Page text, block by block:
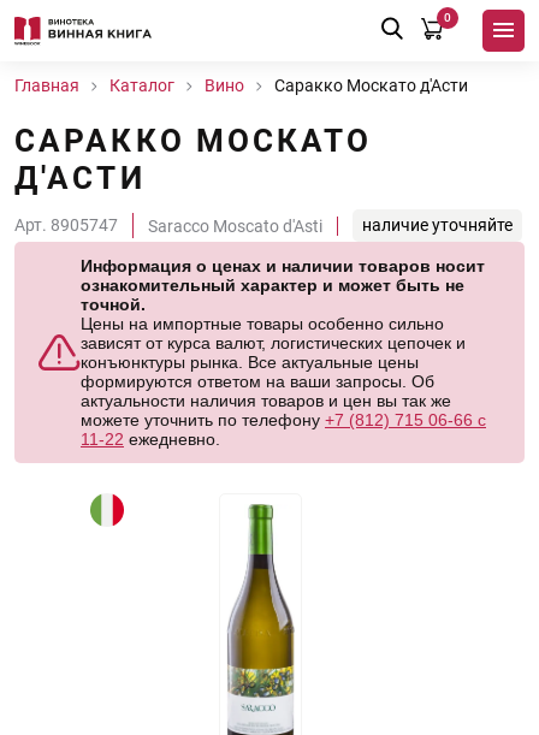
0
Главная Каталог Вино Саракко Москато д'Асти
САРАККО МОСКАТО
Д'АСТИ
Арт. 8905747 Saracco Moscato d'Asti наличие уточняйте
Информация о ценах и наличии товаров носит
ознакомительный характер и может быть не
точной.
Цены на импортные товары особенно сильно
зависят от курса валют, логистических цепочек и
конъюнктуры рынка. Все актуальные цены
формируются ответом на ваши запросы. Об
актуальности наличия товаров и цен вы так же
можете уточнить по телефону +7 (812) 715 06-66 с
11-22 ежедневно.